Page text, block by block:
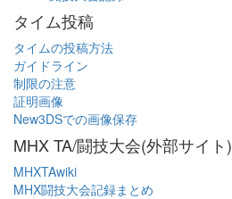
タイム投稿
タイムの投稿方法
ガイドライン
制限の注意
証明画像
New3DSでの画像保存
MHX TA/闘技大会(外部サイト)
MHXTAwiki
MHX闘技大会記録まとめ